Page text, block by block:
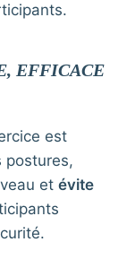
EFFICACE
est
postures,
et évite